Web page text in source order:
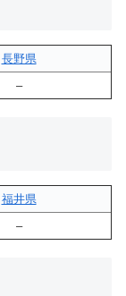
長野県
–
福井県
–